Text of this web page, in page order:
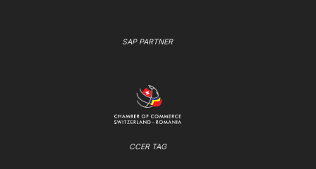
SAP PARTNER
CCER TAG